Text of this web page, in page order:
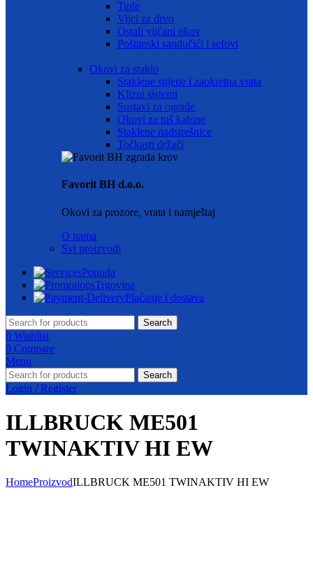
Tiple
Vijci za drvo
Ostali vijčani okov
Poštanski sandučići i sefovi
Okovi za staklo
Staklene stijene i zaokretna vrata
Klizni sistemi
Sustavi za ograde
Okovi za tuš kabine
Staklene nadstrešnice
Točkasti držači
Favorit BH d.o.o.
Okovi za prozore, vrata i namještaj
O nama
Svi proizvodi
Ponuda
Trgovina
Plaćanje i dostava
Search
0 Wishlist
0 Compare
Menu
Search
Login / Register
ILLBRUCK ME501
TWINAKTIV HI EW
HomeProizvodILLBRUCK ME501 TWINAKTIV HI EW